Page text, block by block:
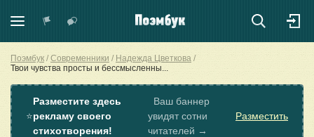
Поэмбук Современники
Надежда Цветкова
Твои чувства просты и бессмысленны...
⭐
Разместите здесь
рекламу своего
стихотворения!
Ваш баннер
увидят сотни
читателей →
Разместить